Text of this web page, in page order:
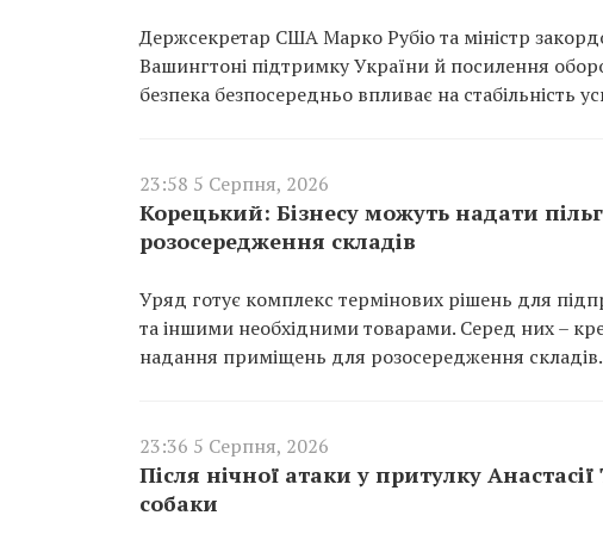
Держсекретар США Марко Рубіо та міністр
Вашингтоні підтримку України й посилення
безпека безпосередньо впливає на стабільність
23:58 5 Серпня, 2026
Корецький: Бізнесу можуть надати
розосередження складів
Уряд готує комплекс термінових рішень для
та іншими необхідними товарами. Серед них –
надання приміщень для розосередження складів.
23:36 5 Серпня, 2026
Після нічної атаки у притулку
собаки